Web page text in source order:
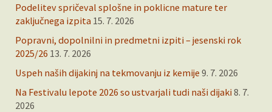
Podelitev spričeval splošne in poklicne mature ter
zaključnega izpita 15. 7. 2026
Popravni, dopolnilni in predmetni izpiti – jesenski rok
2025/26 13. 7. 2026
Uspeh naših dijakinj na tekmovanju iz kemije 9. 7. 2026
Na Festivalu lepote 2026 so ustvarjali tudi naši dijaki 8. 7.
2026